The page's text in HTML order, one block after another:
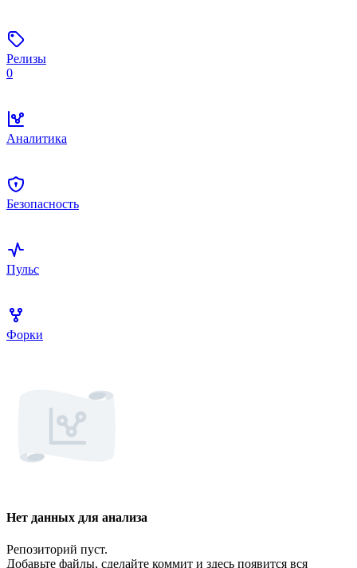
Релизы
0
Аналитика
Безопасность
Пульс
Форки
Нет данных для анализа
Репозиторий пуст.
Добавьте файлы, сделайте коммит и здесь появится вся